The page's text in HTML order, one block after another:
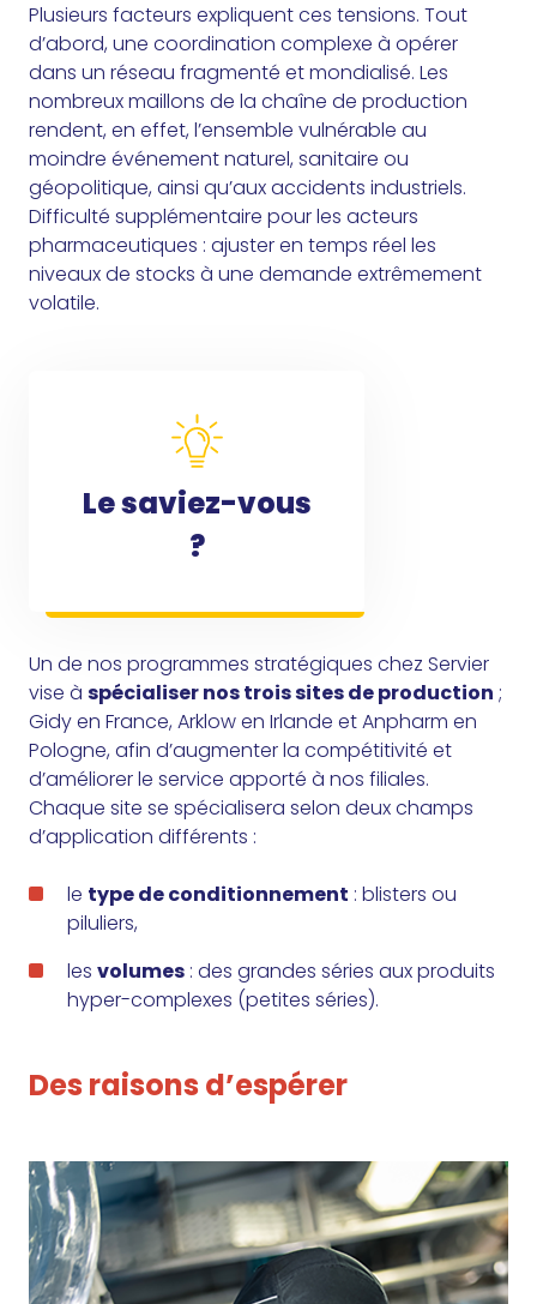
Plusieurs facteurs expliquent ces tensions. Tout
d’abord, une coordination complexe à opérer
dans un réseau fragmenté et mondialisé. Les
nombreux maillons de la chaîne de production
rendent, en effet, l’ensemble vulnérable au
moindre événement naturel, sanitaire ou
géopolitique, ainsi qu’aux accidents industriels.
Difficulté supplémentaire pour les acteurs
pharmaceutiques : ajuster en temps réel les
niveaux de stocks à une demande extrêmement
volatile.
Le saviez-vous
?
Un de nos programmes stratégiques chez Servier
vise à spécialiser nos trois sites de production ;
Gidy en France, Arklow en Irlande et Anpharm en
Pologne, afin d’augmenter la compétitivité et
d’améliorer le service apporté à nos filiales.
Chaque site se spécialisera selon deux champs
d’application différents :
le type de conditionnement : blisters ou
piluliers,
les volumes : des grandes séries aux produits
hyper-complexes (petites séries).
Des raisons d’espérer